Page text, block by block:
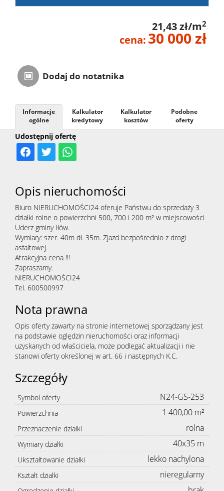
21,43 zł/m2
cena: 30 000 zł
Dodaj do notatnika
Udostępnij ofertę
Informacje
ogólne
Kalkulator
kredytowy
Kalkulator
kosztów
Podobne
oferty
Opis nieruchomości
Biuro NIERUCHOMOŚCI24 oferuje Państwu do sprzedaży 3
działki rolne o powierzchni 500, 700 i 200 m² w miejscowości
Uderz gminy Iłów.
Wymiary: szer. 40m dł. 35m. Zjazd bezpośrednio z drogi
asfaltowej.
Atrakcyjna cena !!!
Zapraszamy.
NIERUCHOMOŚCI24
Tel. 600500997
Nota prawna
Opis oferty zawarty na stronie internetowej sporządzany jest
na podstawie oględzin nieruchomości oraz informacji
uzyskanych od właściciela, może podlegać aktualizacji i nie
stanowi oferty określonej w art. 66 i następnych K.C.
Szczegóły
Symbol oferty N24-GS-253
Powierzchnia 1 400,00 m²
Przeznaczenie działki rolna
Wymiary działki 40x35 m
Ukształtowanie działki lekko nachylona
Kształt działki nieregularny